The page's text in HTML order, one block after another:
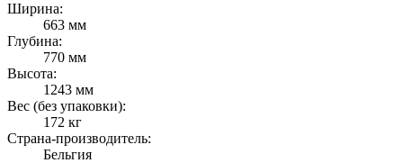
Ширина:
663 мм
Глубина:
770 мм
Высота:
1243 мм
Вес (без упаковки):
172 кг
Страна-производитель:
Бельгия